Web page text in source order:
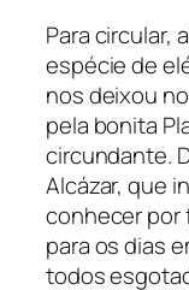
Para circular,
espécie de
nos deixou
pela bonita
circundante.
Alcázar, que
conhecer por
para os dias
todos